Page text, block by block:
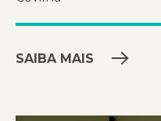
SAIBA MAIS